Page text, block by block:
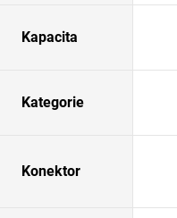
Kapacita
Kategorie
Konektor